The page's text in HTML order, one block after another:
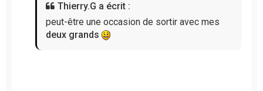
Thierry.G a écrit :
peut-être une occasion de sortir avec mes
deux grands